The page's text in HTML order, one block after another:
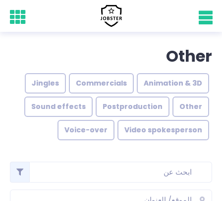
Other
Animation & 3D
Commercials
Jingles
Other
Postproduction
Sound effects
Video spokesperson
Voice-over